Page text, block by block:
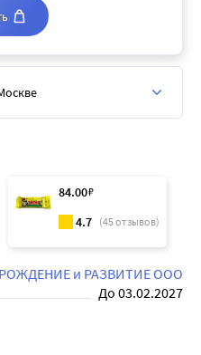
84.00₽
4.7 (45отзывов)
и РАЗВИТИЕ ООО
До 03.02.2027